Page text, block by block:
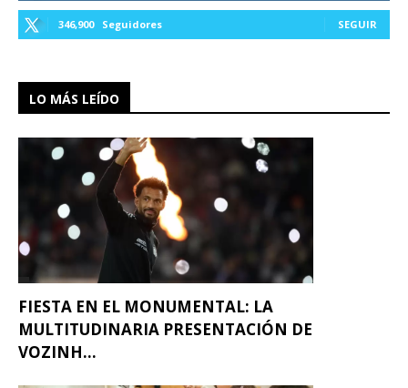
346,900 Seguidores SEGUIR
LO MÁS LEÍDO
FIESTA EN EL MONUMENTAL: LA
MULTITUDINARIA PRESENTACIÓN DE
VOZINH...